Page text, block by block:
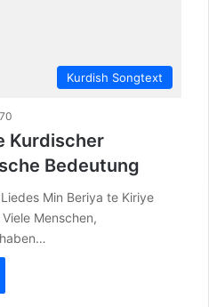
Kurdish Songtext
70
Kurdischer
Bedeutung
Min Beriya te Kiriye
Menschen,